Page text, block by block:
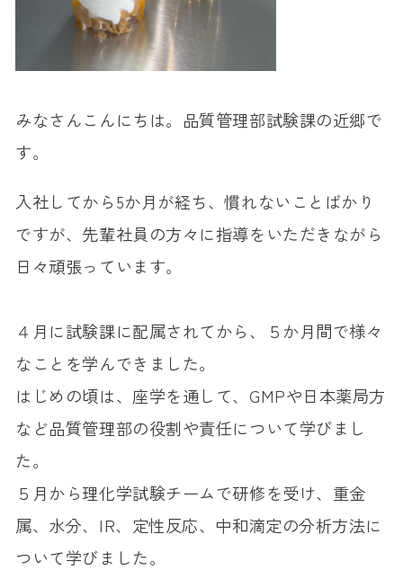
みなさんこんにちは。品質管理部試験課の近郷で
す。
入社してから5か月が経ち、慣れないことばかり
ですが、先輩社員の方々に指導をいただきながら
日々頑張っています。
４月に試験課に配属されてから、５か月間で様々
なことを学んできました。
はじめの頃は、座学を通して、GMPや日本薬局方
など品質管理部の役割や責任について学びまし
た。
５月から理化学試験チームで研修を受け、重金
属、水分、IR、定性反応、中和滴定の分析方法に
ついて学びました。